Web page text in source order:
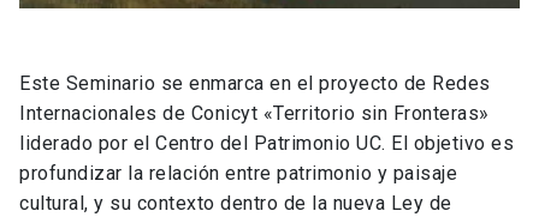
Este Seminario se enmarca en el proyecto de Redes
Internacionales de Conicyt «Territorio sin Fronteras»
liderado por el Centro del Patrimonio UC. El objetivo es
profundizar la relación entre patrimonio y paisaje
cultural, y su contexto dentro de la nueva Ley de